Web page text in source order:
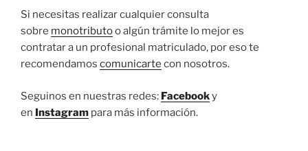
Si necesitas realizar cualquier consulta
sobre monotributoo algún trámite lo mejor es
contratar a un profesional matriculado, por eso te
recomendamos comunicarte con nosotros.
Seguinos en nuestras redes: Facebooky
en Instagram para más información.